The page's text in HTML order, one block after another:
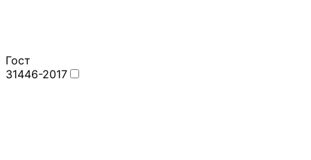
Гост
31446-2017